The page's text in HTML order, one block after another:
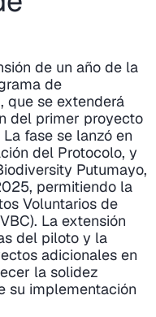
de un año de la
de
que se extenderá
del primer proyecto
fase se lanzó en
del Protocolo, y
Putumayo,
permitiendo la
Voluntarios de
La extensión
del piloto y la
adicionales en
la solidez
su implementación